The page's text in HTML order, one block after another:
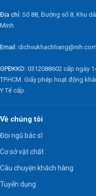
Địa chỉ: Số 88, Đường số 8, Khu
Minh
Email:
GPĐKKD: 0312088602 cấp ngày
TP.HCM. Giấy phép hoạt động
Y Tế cấp.
Về chúng tôi
Đội ngũ bác sĩ
Cơ sở vật chất
Câu chuyện khách hàng
Tuyển dụng